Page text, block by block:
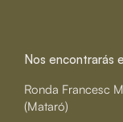
Nos encontrarás
Ronda Francesc
(Mataró)